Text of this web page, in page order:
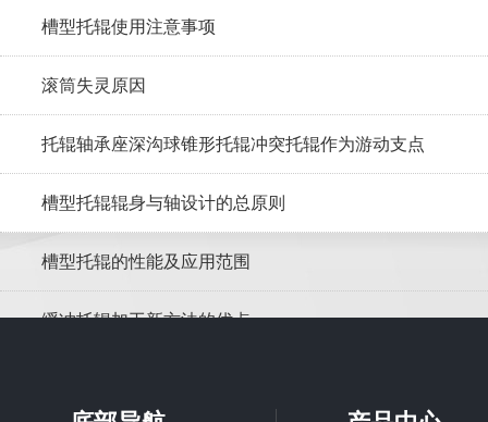
槽型托辊使用注意事项
滚筒失灵原因
托辊轴承座深沟球锥形托辊冲突托辊作为游动支点
槽型托辊辊身与轴设计的总原则
槽型托辊的性能及应用范围
缓冲托辊加工新方法的优点